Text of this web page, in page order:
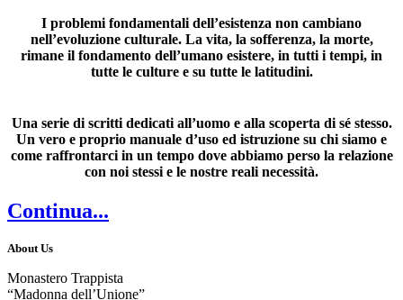
I problemi fondamentali dell’esistenza non cambiano
nell’evoluzione culturale. La vita, la sofferenza, la morte,
rimane il fondamento dell’umano esistere, in tutti i tempi, in
tutte le culture e su tutte le latitudini.
Una serie di scritti dedicati all’uomo e alla scoperta di sé stesso.
Un vero e proprio manuale d’uso ed istruzione su chi siamo e
come raffrontarci in un tempo dove abbiamo perso la relazione
con noi stessi e le nostre reali necessità.
Continua...
About Us
Monastero Trappista
“Madonna dell’Unione”